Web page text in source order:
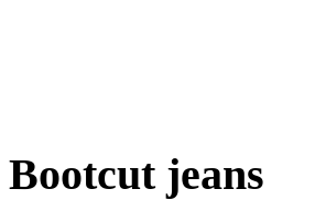
Bootcut jeans